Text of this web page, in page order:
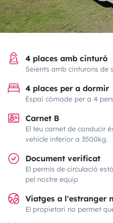
4 places amb cinturó
Seients amb cinturons de
4 places per a dormir
Espai còmode per a 4
Carnet B
El teu carnet de conducir
vehicle inferior a 3500kg.
Document verificat
El permís de circulació
pel nostre equip
Viatges a l'estranger
El propietari no permet